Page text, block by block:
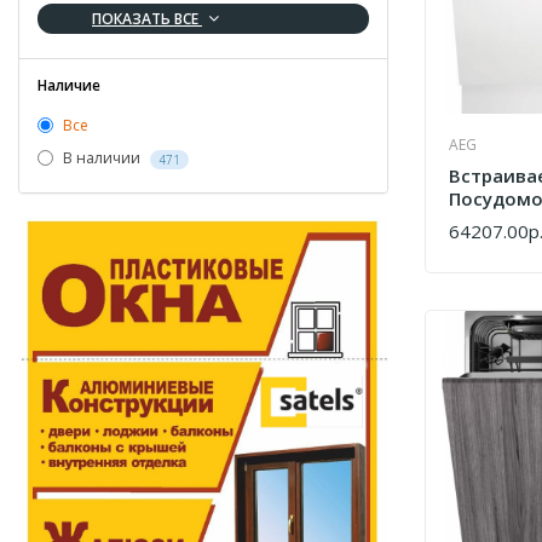
ПОКАЗАТЬ ВСЕ
Наличие
Все
В наличии
471
AEG
Машина
64207.00р.
КУПИТЬ